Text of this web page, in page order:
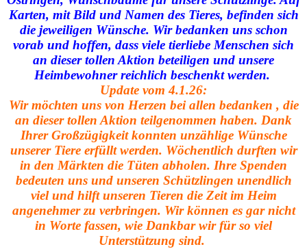
Karten, mit Bild und Namen des Tieres, befinden sich
die jeweiligen Wünsche. Wir bedanken uns schon
vorab und hoffen, dass viele tierliebe Menschen sich
an dieser tollen Aktion beteiligen und unsere
Heimbewohner reichlich beschenkt werden.
Update vom 4.1.26:
Wir möchten uns von Herzen bei allen bedanken , die
an dieser tollen Aktion teilgenommen haben. Dank
Ihrer Großzügigkeit konnten unzählige Wünsche
unserer Tiere erfüllt werden. Wöchentlich durften wir
in den Märkten die Tüten abholen. Ihre Spenden
bedeuten uns und unseren Schützlingen unendlich
viel und hilft unseren Tieren die Zeit im Heim
angenehmer zu verbringen. Wir können es gar nicht
in Worte fassen, wie Dankbar wir für so viel
Unterstützung sind.